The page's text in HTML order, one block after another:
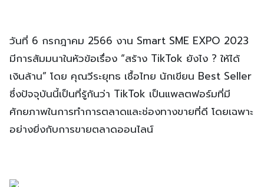
วันที่ 6 กรกฎาคม 2566 งาน Smart SME EXPO 2023
มีการสัมมนาในหัวข้อเรื่อง “สร้าง TikTok ยังไง ? ให้ได้
เงินล้าน” โดย คุณวีระยุทธ เชื้อไทย นักเขียน Best Seller
ซึ่งปัจจุบันนี้เป็นที่รู้กันว่า TikTok เป็นแพลตฟอร์มที่มี
ศักยภาพในการทำการตลาดและช่องทางขายที่ดี โดยเฉพาะ
อย่างยิ่งกับการขายตลาดออนไลน์